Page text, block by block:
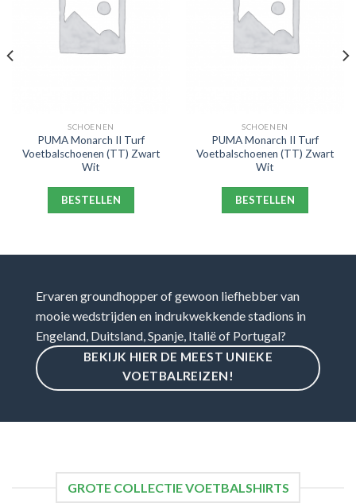
SCHOENEN
PUMA Monarch II Turf
Voetbalschoenen (TT) Zwart
Wit
BESTELLEN
SCHOENEN
PUMA Monarch II Turf
Voetbalschoenen (TT) Zwart
Wit
BESTELLEN
Ervaren groundhopper of gewoon liefhebber van
mooie wedstrijden en indrukwekkende stadions in
Engeland, Duitsland, Spanje, Italië of Portugal?
BEKIJK HIER DE MEEST UNIEKE
VOETBALREIZEN!
GROTE COLLECTIE VOETBALSHIRTS